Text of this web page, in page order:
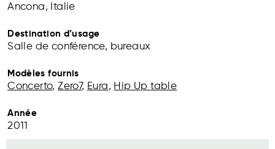
Ancona, Italie
Destination d’usage
Salle de conférence, bureaux
Modèles fournis
Concerto,Zero7, Eura, Hip Up table
Année
2011